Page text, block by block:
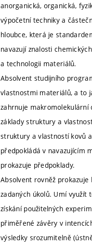
anorganická, organická,
výpočetní techniky a
hloubce, která je
navazují znalosti
a technologii materiálů.
Absolvent studijního
vlastnostmi materiálů, a to
zahrnuje makromolekulární
základy struktury a
struktury a vlastností kovů
předpokládá v navazujícím
prokazuje předpoklady.
Absolvent rovněž
zadaných úkolů. Umí
získání použitelných
přiměřené závěry v
výsledky srozumitelně